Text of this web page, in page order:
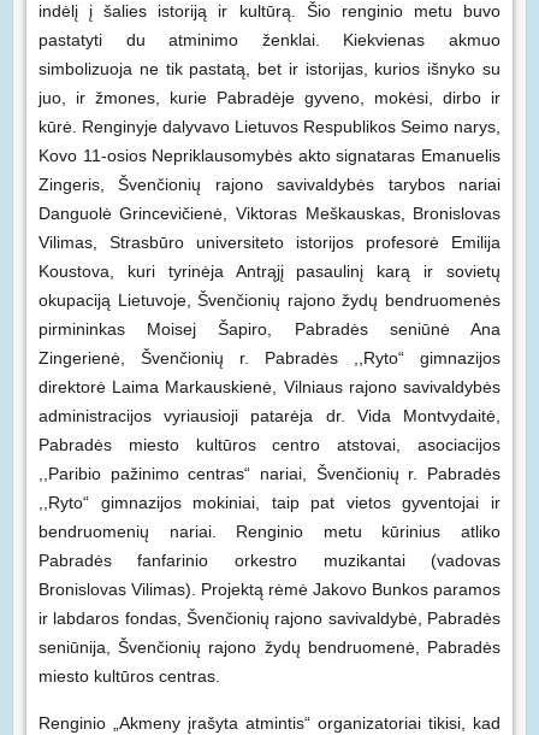
indėlį į šalies istoriją ir kultūrą. Šio renginio metu buvo
pastatyti du atminimo ženklai. Kiekvienas akmuo
simbolizuoja ne tik pastatą, bet ir istorijas, kurios išnyko su
juo, ir žmones, kurie Pabradėje gyveno, mokėsi, dirbo ir
kūrė. Renginyje dalyvavo Lietuvos Respublikos Seimo narys,
Kovo 11-osios Nepriklausomybės akto signataras Emanuelis
Zingeris, Švenčionių rajono savivaldybės tarybos nariai
Danguolė Grincevičienė, Viktoras Meškauskas, Bronislovas
Vilimas, Strasbūro universiteto istorijos profesorė Emilija
Koustova, kuri tyrinėja Antrąjį pasaulinį karą ir sovietų
okupaciją Lietuvoje, Švenčionių rajono žydų bendruomenės
pirmininkas Moisej Šapiro, Pabradės seniūnė Ana
Zingerienė, Švenčionių r. Pabradės ,,Ryto“ gimnazijos
direktorė Laima Markauskienė, Vilniaus rajono savivaldybės
administracijos vyriausioji patarėja dr. Vida Montvydaitė,
Pabradės miesto kultūros centro atstovai, asociacijos
,,Paribio pažinimo centras“ nariai, Švenčionių r. Pabradės
,,Ryto“ gimnazijos mokiniai, taip pat vietos gyventojai ir
bendruomenių nariai. Renginio metu kūrinius atliko
Pabradės fanfarinio orkestro muzikantai (vadovas
Bronislovas Vilimas). Projektą rėmė Jakovo Bunkos paramos
ir labdaros fondas, Švenčionių rajono savivaldybė, Pabradės
seniūnija, Švenčionių rajono žydų bendruomenė, Pabradės
miesto kultūros centras.
Renginio „Akmeny įrašyta atmintis“ organizatoriai tikisi, kad